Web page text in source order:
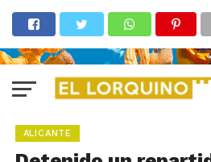
ALICANTE